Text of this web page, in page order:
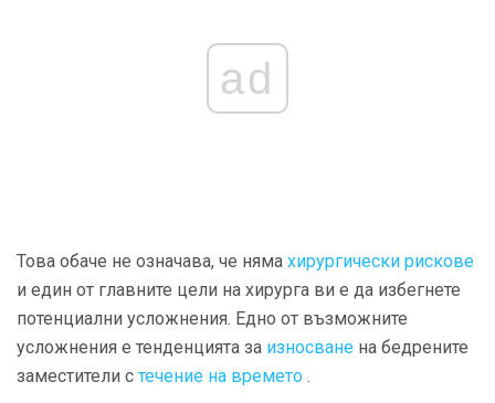
ad
Това обаче не означава, че няма хирургически рискове
и един от главните цели на хирурга ви е да избегнете
потенциални усложнения. Едно от възможните
усложнения е тенденцията за износване на бедрените
заместители с течение на времето .